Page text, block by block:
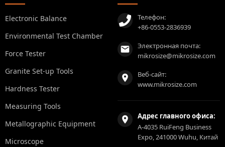
Electronic Balance
Environmental Test Chamber
Force Tester
Granite Set-up Tools
Hardness Tester
Measuring Tools
Metallographic Equipment
Microscope
Телефон:
+86-0553-2836939
Электронная почта:
mikrosize@mikrosize.com
Веб-сайт:
www.mikrosize.com
Адрес главного офиса:
A-4035 RuiFeng Business
Expo, 241000 Wuhu, Китай